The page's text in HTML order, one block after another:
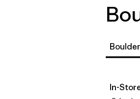
In-